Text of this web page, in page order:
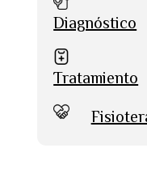
Diagnóstico
Tratamiento